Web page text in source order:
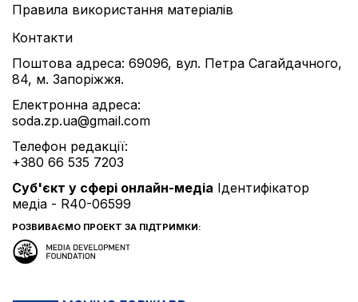
Правила використання матеріалів
Контакти
Поштова адреса: 69096, вул. Петра Сагайдачного,
84, м. Запоріжжя.
Електронна адреса:
soda.zp.ua@gmail.com
Телефон редакції:
+380 66 535 7203
Cуб'єкт у сфері онлайн-медіа Ідентифікатор
медіа - R40-06599
РОЗВИВАЄМО ПРОЕКТ ЗА ПІДТРИМКИ: